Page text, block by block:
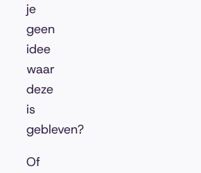
je
geen
idee
waar
deze
is
gebleven?
Of